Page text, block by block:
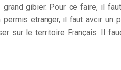
gibier. Pour ce faire, il
étranger, il faut avoir un
sur le territoire Français. Il